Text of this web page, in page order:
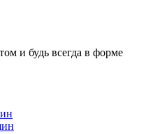
и будь всегда в форме